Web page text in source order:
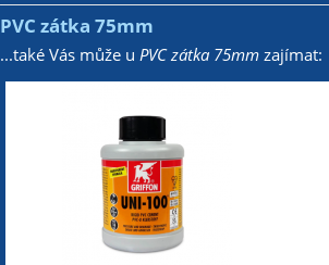
PVC zátka 75mm
...také Vás může u PVC zátka 75mmzajímat: